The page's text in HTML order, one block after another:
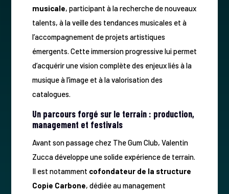
musicale, participant à la recherche de nouveaux
talents, à la veille des tendances musicales et à
l’accompagnement de projets artistiques
émergents. Cette immersion progressive lui permet
d’acquérir une vision complète des enjeux liés à la
musique à l’image et à la valorisation des
catalogues.
Un parcours forgé sur le terrain : production,
management et festivals
Avant son passage chez The Gum Club, Valentin
Zucca développe une solide expérience de terrain.
Il est notamment cofondateur de la structure
Copie Carbone, dédiée au management